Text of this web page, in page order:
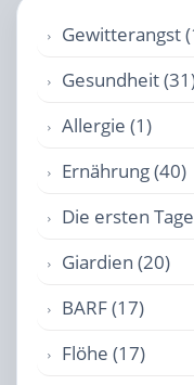
Gewitterangst
Gesundheit
Allergie (1)
Ernährung (40)
Die ersten
Giardien (20)
BARF (17)
Flöhe (17)